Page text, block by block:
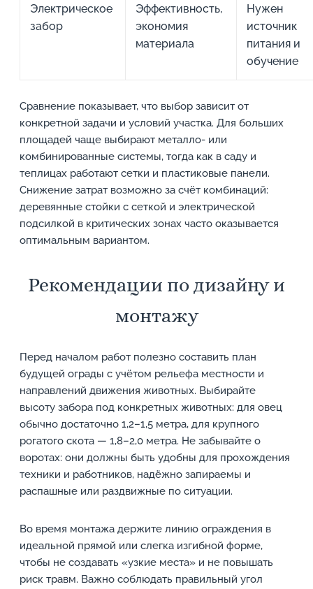
Электрическое
забор
Эффективность,
экономия
материала
Нужен
источник
питания и
обучение
Сравнение показывает, что выбор зависит от
конкретной задачи и условий участка. Для больших
площадей чаще выбирают металло- или
комбинированные системы, тогда как в саду и
теплицах работают сетки и пластиковые панели.
Снижение затрат возможно за счёт комбинаций:
деревянные стойки с сеткой и электрической
подсилкой в критических зонах часто оказывается
оптимальным вариантом.
Рекомендации по дизайну и
монтажу
Перед началом работ полезно составить план
будущей ограды с учётом рельефа местности и
направлений движения животных. Выбирайте
высоту забора под конкретных животных: для овец
обычно достаточно 1,2–1,5 метра, для крупного
рогатого скота — 1,8–2,0 метра. Не забывайте о
воротах: они должны быть удобны для прохождения
техники и работников, надёжно запираемы и
распашные или раздвижные по ситуации.
Во время монтажа держите линию ограждения в
идеальной прямой или слегка изгибной форме,
чтобы не создавать «узкие места» и не повышать
риск травм. Важно соблюдать правильный угол